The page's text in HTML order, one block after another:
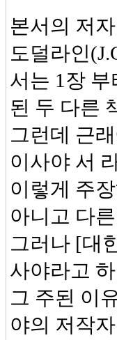
본서의 저
도덜라인
서는 1장
된 두 다른
그런데 근
이사야 서
이렇게 주
아니고 다
그러나 [대
사야라고
그 주된 이
야의 저작